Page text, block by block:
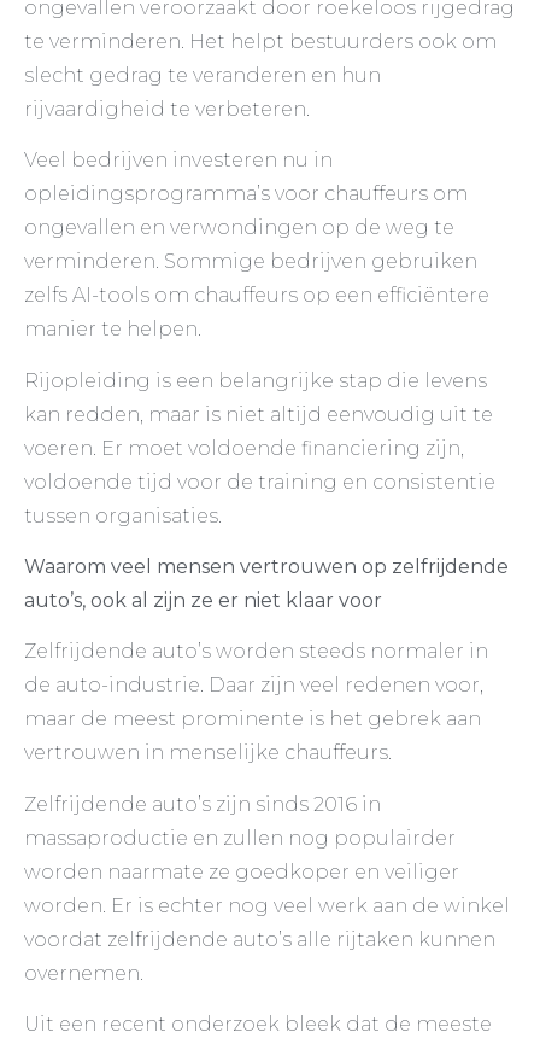
ongevallen veroorzaakt door roekeloos rijgedrag
te verminderen. Het helpt bestuurders ook om
slecht gedrag te veranderen en hun
rijvaardigheid te verbeteren.
Veel bedrijven investeren nu in
opleidingsprogramma’s voor chauffeurs om
ongevallen en verwondingen op de weg te
verminderen. Sommige bedrijven gebruiken
zelfs AI-tools om chauffeurs op een efficiëntere
manier te helpen.
Rijopleiding is een belangrijke stap die levens
kan redden, maar is niet altijd eenvoudig uit te
voeren. Er moet voldoende financiering zijn,
voldoende tijd voor de training en consistentie
tussen organisaties.
Waarom veel mensen vertrouwen op zelfrijdende
auto’s, ook al zijn ze er niet klaar voor
Zelfrijdende auto’s worden steeds normaler in
de auto-industrie. Daar zijn veel redenen voor,
maar de meest prominente is het gebrek aan
vertrouwen in menselijke chauffeurs.
Zelfrijdende auto’s zijn sinds 2016 in
massaproductie en zullen nog populairder
worden naarmate ze goedkoper en veiliger
worden. Er is echter nog veel werk aan de winkel
voordat zelfrijdende auto’s alle rijtaken kunnen
overnemen.
Uit een recent onderzoek bleek dat de meeste